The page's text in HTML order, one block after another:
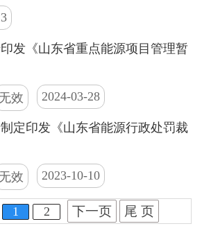
发《山东省重点能源项目管理暂
无效 2024-03-28
定印发《山东省能源行政处罚裁
无效 2023-10-10
1 2 下一页 尾 页